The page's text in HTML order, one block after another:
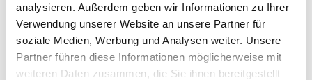
analysieren. Außerdem geben wir Informationen zu Ihrer
Verwendung unserer Website an unsere Partner für
soziale Medien, Werbung und Analysen weiter. Unsere
Partner führen diese Informationen möglicherweise mit
weiteren Daten zusammen, die Sie ihnen bereitgestellt